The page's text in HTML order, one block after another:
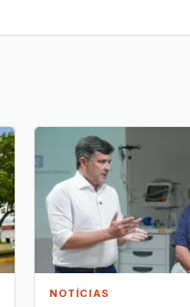
NOTÍCIAS